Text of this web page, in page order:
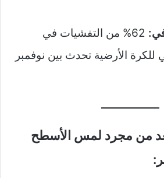
62% من التفشيات في
الأرضية تحدث بين نوفمبر
أبعد من مجرد لمس الأسطح